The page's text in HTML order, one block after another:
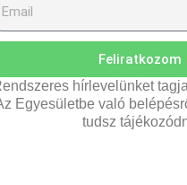
Feliratkozom
hírlevelünket
Egyesületbe való
tudsz